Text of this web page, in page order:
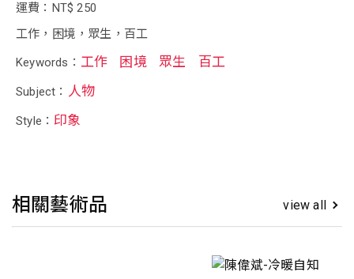
運費：NT$ 250
工作，困境，眾生，百工
Keywords： 工作 困境 眾生 百工
Subject： 人物
Style： 印象
相關藝術品 view all